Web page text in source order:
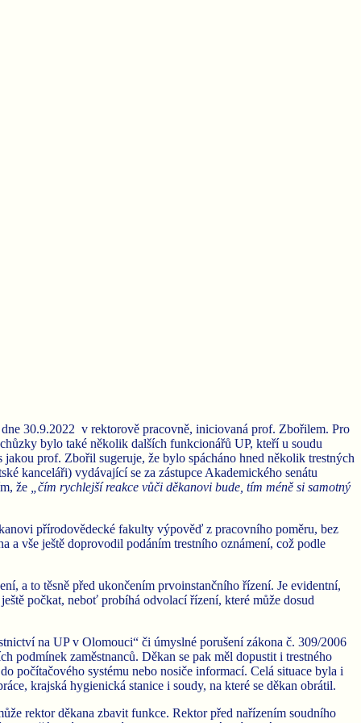
30.9.2022 v rektorově pracovně, iniciovaná prof. Zbořilem. Pro
bylo také několik dalších funkcionářů UP, kteří u soudu
prof. Zbořil sugeruje, že bylo spácháno hned několik trestných
kanceláři) vydávající se za zástupce Akademického senátu
že
„čím rychlejší reakce vůči děkanovi bude, tím méně si samotný
přírodovědecké fakulty výpověď z pracovního poměru, bez
vše ještě doprovodil podáním trestního oznámení, což podle
a to těsně před ukončením prvoinstančního řízení. Je evidentní,
počkat, neboť probíhá odvolací řízení, které může dosud
na UP v Olomouci“ či úmyslné porušení zákona č. 309/2006
podmínek zaměstnanců. Děkan se pak měl dopustit i trestného
počítačového systému nebo nosiče informací. Celá situace byla i
krajská hygienická stanice i soudy, na které se děkan obrátil.
rektor děkana zbavit funkce. Rektor před nařízením soudního